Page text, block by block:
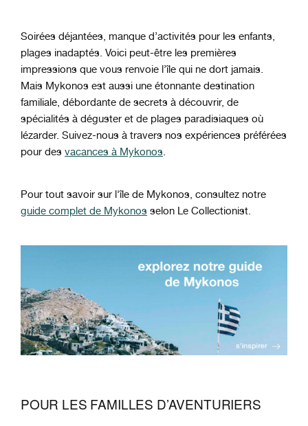
Soirées déjantées, manque d’activités pour les enfants,
plages inadaptés. Voici peut-être les premières
impressions que vous renvoie l’île qui ne dort jamais.
Mais Mykonos est aussi une étonnante destination
familiale, débordante de secrets à découvrir, de
spécialités à déguster et de plages paradisiaques où
lézarder. Suivez-nous à travers nos expériences préférées
pour des vacances à Mykonos.
Pour tout savoir sur l'île de Mykonos, consultez notre
guide complet de Mykonos selon Le Collectionist.
POUR LES FAMILLES D’AVENTURIERS